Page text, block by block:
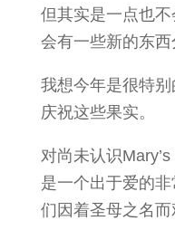
但其实是一点也
会有一些新的东西
我想今年是很特
庆祝这些果实。
对尚未认识
是一个出于爱的
们因着圣母之名而